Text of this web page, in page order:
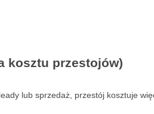
kosztu przestojów)
lub sprzedaż, przestój kosztuje